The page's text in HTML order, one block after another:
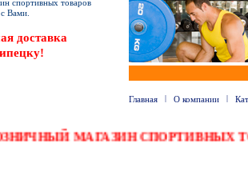
спортивных товаров
Вами.
доставка
Главная | О компании |
МАГАЗИН СПОРТИВНЫХ